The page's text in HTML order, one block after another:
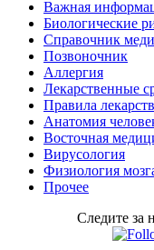
Важная
Биологические
Справочник
Позвоночник
Аллергия
Лекарственные
Правила
Aнатомия
Восточная
Вирусология
Физиология
Прочее
Следите за